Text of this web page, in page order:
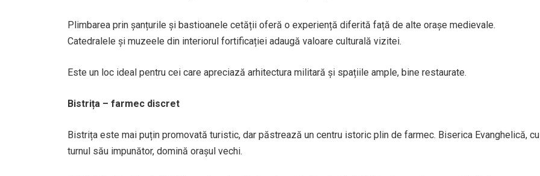
Plimbarea prin șanțurile și bastioanele cetății oferă o experiență diferită față de alte orașe medievale.
Catedralele și muzeele din interiorul fortificației adaugă valoare culturală vizitei.
Este un loc ideal pentru cei care apreciază arhitectura militară și spațiile ample, bine restaurate.
Bistrița – farmec discret
Bistrița este mai puțin promovată turistic, dar păstrează un centru istoric plin de farmec. Biserica Evanghelică, cu
turnul său impunător, domină orașul vechi.